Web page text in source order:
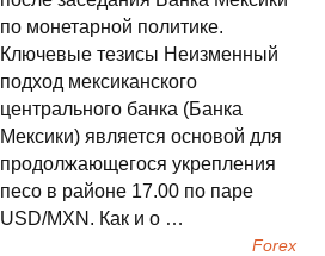
по монетарной политике.
Ключевые тезисы Неизменный
подход мексиканского
центрального банка (Банка
Мексики) является основой для
продолжающегося укрепления
песо в районе 17.00 по паре
USD/MXN. Как и о …
Forex